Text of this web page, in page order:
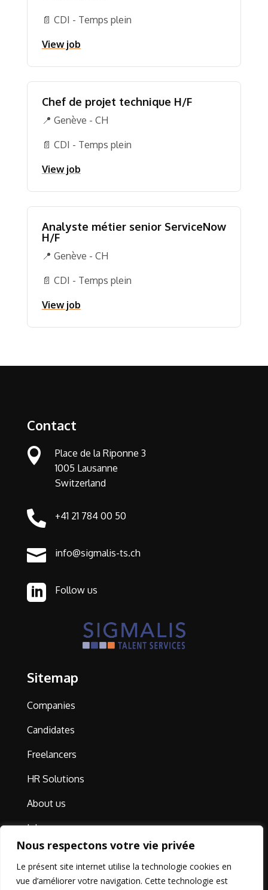
Nous respectons votre vie privée
Le présent site internet utilise la technologie cookies en
vue d’améliorer votre navigation. Cette technologie est
📄 CDI - Temps plein
View job
Chef de projet technique H/F
📍 Genève - CH
📄 CDI - Temps plein
View job
Analyste métier senior ServiceNow
H/F
📍 Genève - CH
📄 CDI - Temps plein
View job
Contact

Place de la Riponne 3
1005 Lausanne
Switzerland
 +41 21 784 00 50
 info@sigmalis-ts.ch
 Follow us
Sitemap
Companies
Candidates
Freelancers
HR Solutions
About us
Jobs
Contact